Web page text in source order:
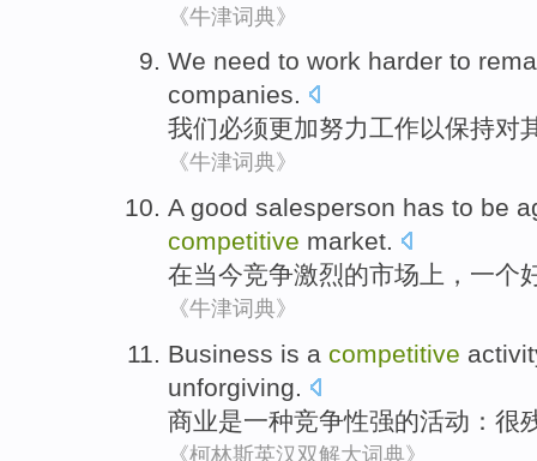
《牛津词典》
We need to work harder to
companies.
我们必须更加努力工作以保持对
《牛津词典》
A good salesperson has to be
competitive market.
在当今竞争激烈的市场上 ， 一个
《牛津词典》
Business is a competitive
unforgiving.
商业是一种竞争性强的活动 ： 很
《柯林斯英汉双解大词典》